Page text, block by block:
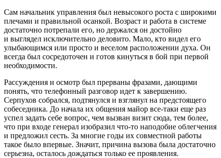
Сам начальник управления был невысокого роста с широкими
плечами и правильной осанкой. Возраст и работа в системе
достаточно потрепали его, но держался он достойно
и выглядел исключительно деловито. Мало, кто видел его
улыбающимся или просто и веселом расположении духа. Он
всегда был сосредоточен и готов кинуться в бой при первой
необходимости.
Рассуждения и осмотр был прерваны фразами, дающими
понять, что телефонный разговор идет к завершению.
Серпухов собрался, подтянулся и взглянул на предстоящего
собеседника. До начала их общения майор все-таки еще раз
успел задать себе вопрос, чем вызван визит сюда, тем более,
что при входе генерал изобразил что-то наподобие облегчения
и предложил сесть. За многие годы их совместной работы
такое было впервые. Значит, причина вызова была достаточно
серьезна, осталось дождаться только ее проявления.